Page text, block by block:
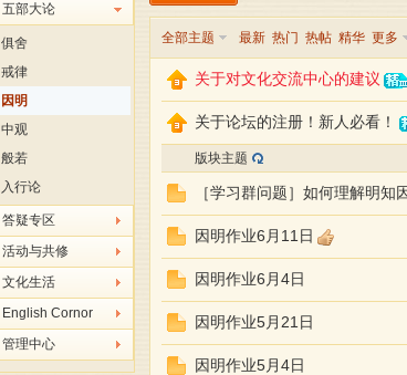
五部大论
俱舍
戒律
因明
中观
般若
入行论
答疑专区
活动与共修
文化生活
English Cornor
管理中心
全部主题 最新 热门 热帖 精华 更多
关于对文化交流中心的建议
关于论坛的注册！新人必看！
版块主题
［学习群问题］如何理解明知
因明作业6月11日
因明作业6月4日
因明作业5月21日
因明作业5月4日